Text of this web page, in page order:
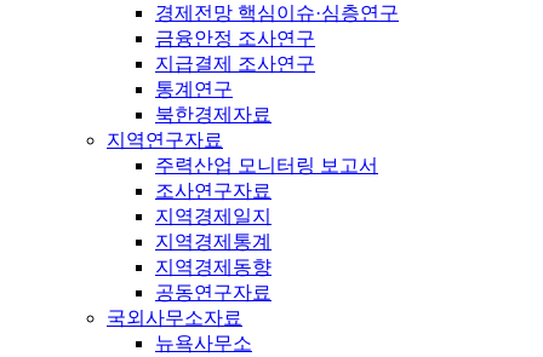
경제전망 핵심이슈·심층연구
금융안정 조사연구
지급결제 조사연구
통계연구
북한경제자료
지역연구자료
주력산업 모니터링 보고서
조사연구자료
지역경제일지
지역경제통계
지역경제동향
공동연구자료
국외사무소자료
뉴욕사무소